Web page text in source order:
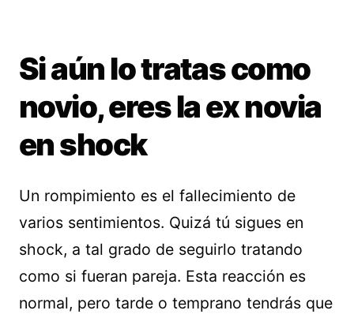
Si aún lo tratas como
novio, eres la ex novia
en shock
Un rompimiento es el fallecimiento de
varios sentimientos. Quizá tú sigues en
shock, a tal grado de seguirlo tratando
como si fueran pareja. Esta reacción es
normal, pero tarde o temprano tendrás que